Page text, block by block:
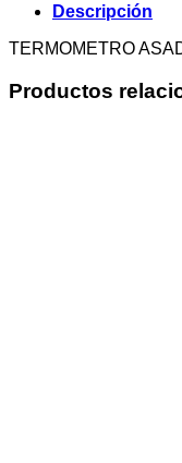
Descripción
TERMOMETRO
Productos